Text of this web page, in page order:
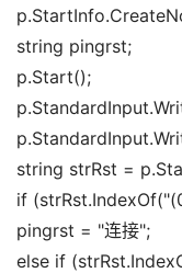
p.StartInfo.
string pingrst;
p.Start();
p.StandardInput.
p.StandardInput.
string strRst = p.
if (strRst.IndexOf(
pingrst = "连接";
else if (strRst.